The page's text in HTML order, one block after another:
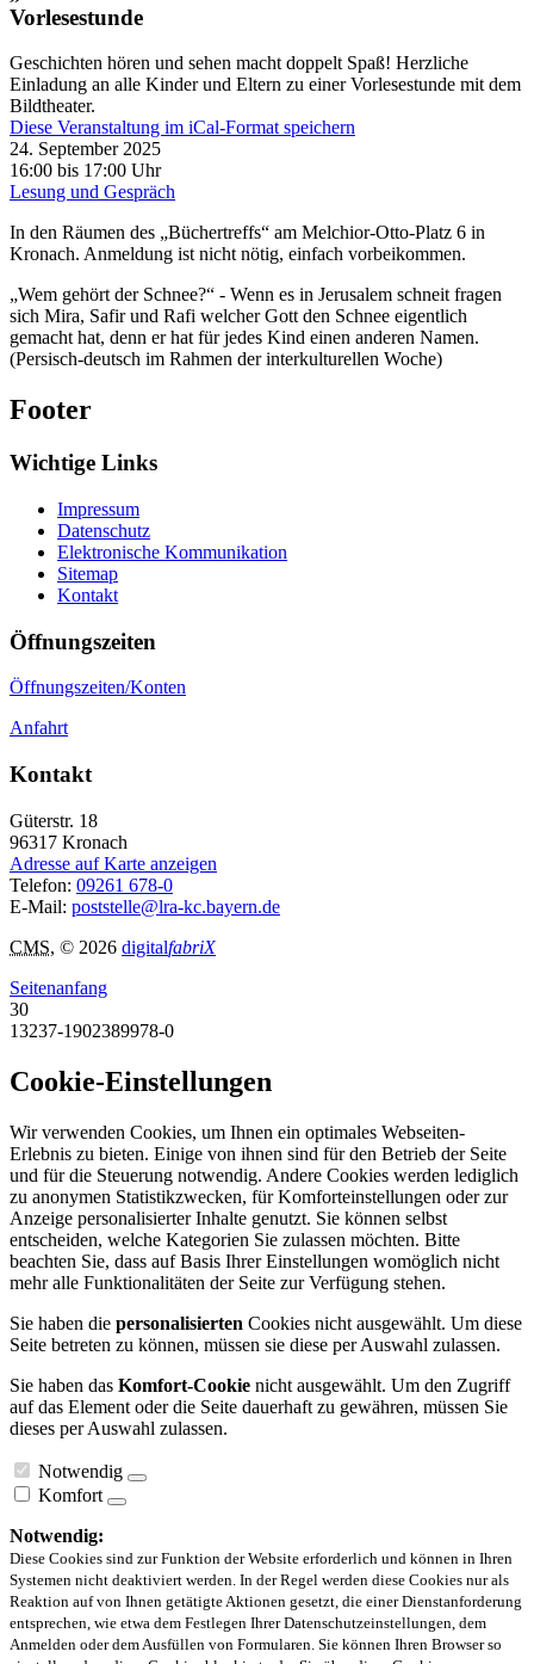
Vorlesestunde
Geschichten hören und sehen macht doppelt Spaß! Herzliche
Einladung an alle Kinder und Eltern zu einer Vorlesestunde mit dem
Bildtheater.
Diese Veranstaltung im iCal-Format speichern
24. September 2025
16:00 bis 17:00 Uhr
Lesung und Gespräch
In den Räumen des „Büchertreffs“ am Melchior-Otto-Platz 6 in
Kronach. Anmeldung ist nicht nötig, einfach vorbeikommen.
„Wem gehört der Schnee?“ - Wenn es in Jerusalem schneit fragen
sich Mira, Safir und Rafi welcher Gott den Schnee eigentlich
gemacht hat, denn er hat für jedes Kind einen anderen Namen.
(Persisch-deutsch im Rahmen der interkulturellen Woche)
Footer
Wichtige Links
Impressum
Datenschutz
Elektronische Kommunikation
Sitemap
Kontakt
Öffnungszeiten
Öffnungszeiten/Konten
Anfahrt
Kontakt
Güterstr. 18
96317 Kronach
Adresse auf Karte anzeigen
Telefon: 09261 678-0
E-Mail: poststelle@lra-kc.bayern.de
CMS, © 2026 digitalfabriX
Seitenanfang
30
13237-1902389978-0
Cookie-Einstellungen
Wir verwenden Cookies, um Ihnen ein optimales Webseiten-
Erlebnis zu bieten. Einige von ihnen sind für den Betrieb der Seite
und für die Steuerung notwendig. Andere Cookies werden lediglich
zu anonymen Statistikzwecken, für Komforteinstellungen oder zur
Anzeige personalisierter Inhalte genutzt. Sie können selbst
entscheiden, welche Kategorien Sie zulassen möchten. Bitte
beachten Sie, dass auf Basis Ihrer Einstellungen womöglich nicht
mehr alle Funktionalitäten der Seite zur Verfügung stehen.
Sie haben die personalisierten Cookies nicht ausgewählt. Um diese
Seite betreten zu können, müssen sie diese per Auswahl zulassen.
Sie haben das Komfort-Cookie nicht ausgewählt. Um den Zugriff
auf das Element oder die Seite dauerhaft zu gewähren, müssen Sie
dieses per Auswahl zulassen.
Notwendig
Komfort
Notwendig:
Diese Cookies sind zur Funktion der Website erforderlich und können in Ihren
Systemen nicht deaktiviert werden. In der Regel werden diese Cookies nur als
Reaktion auf von Ihnen getätigte Aktionen gesetzt, die einer Dienstanforderung
entsprechen, wie etwa dem Festlegen Ihrer Datenschutzeinstellungen, dem
Anmelden oder dem Ausfüllen von Formularen. Sie können Ihren Browser so